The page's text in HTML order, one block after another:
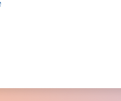
Länk till annan webbplats,